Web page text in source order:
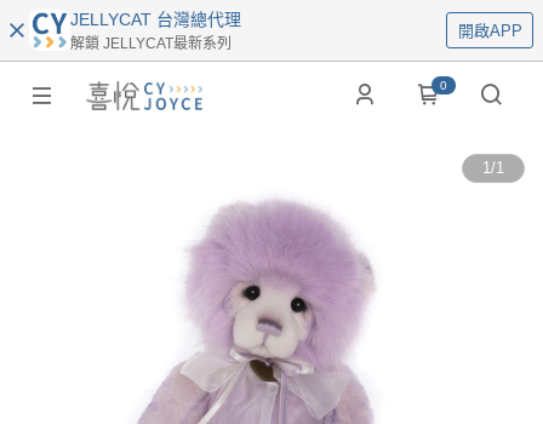
JELLYCAT 台灣總代理
解鎖 JELLYCAT最新系列
開啟APP
0
1/1